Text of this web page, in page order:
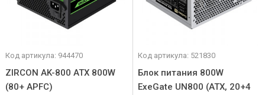
Код артикула: 944470
ZIRCON AK-800 ATX 800W
(80+ APFC)
Код артикула: 521830
Блок питания 800W
ExeGate UN800 (ATX, 20+4